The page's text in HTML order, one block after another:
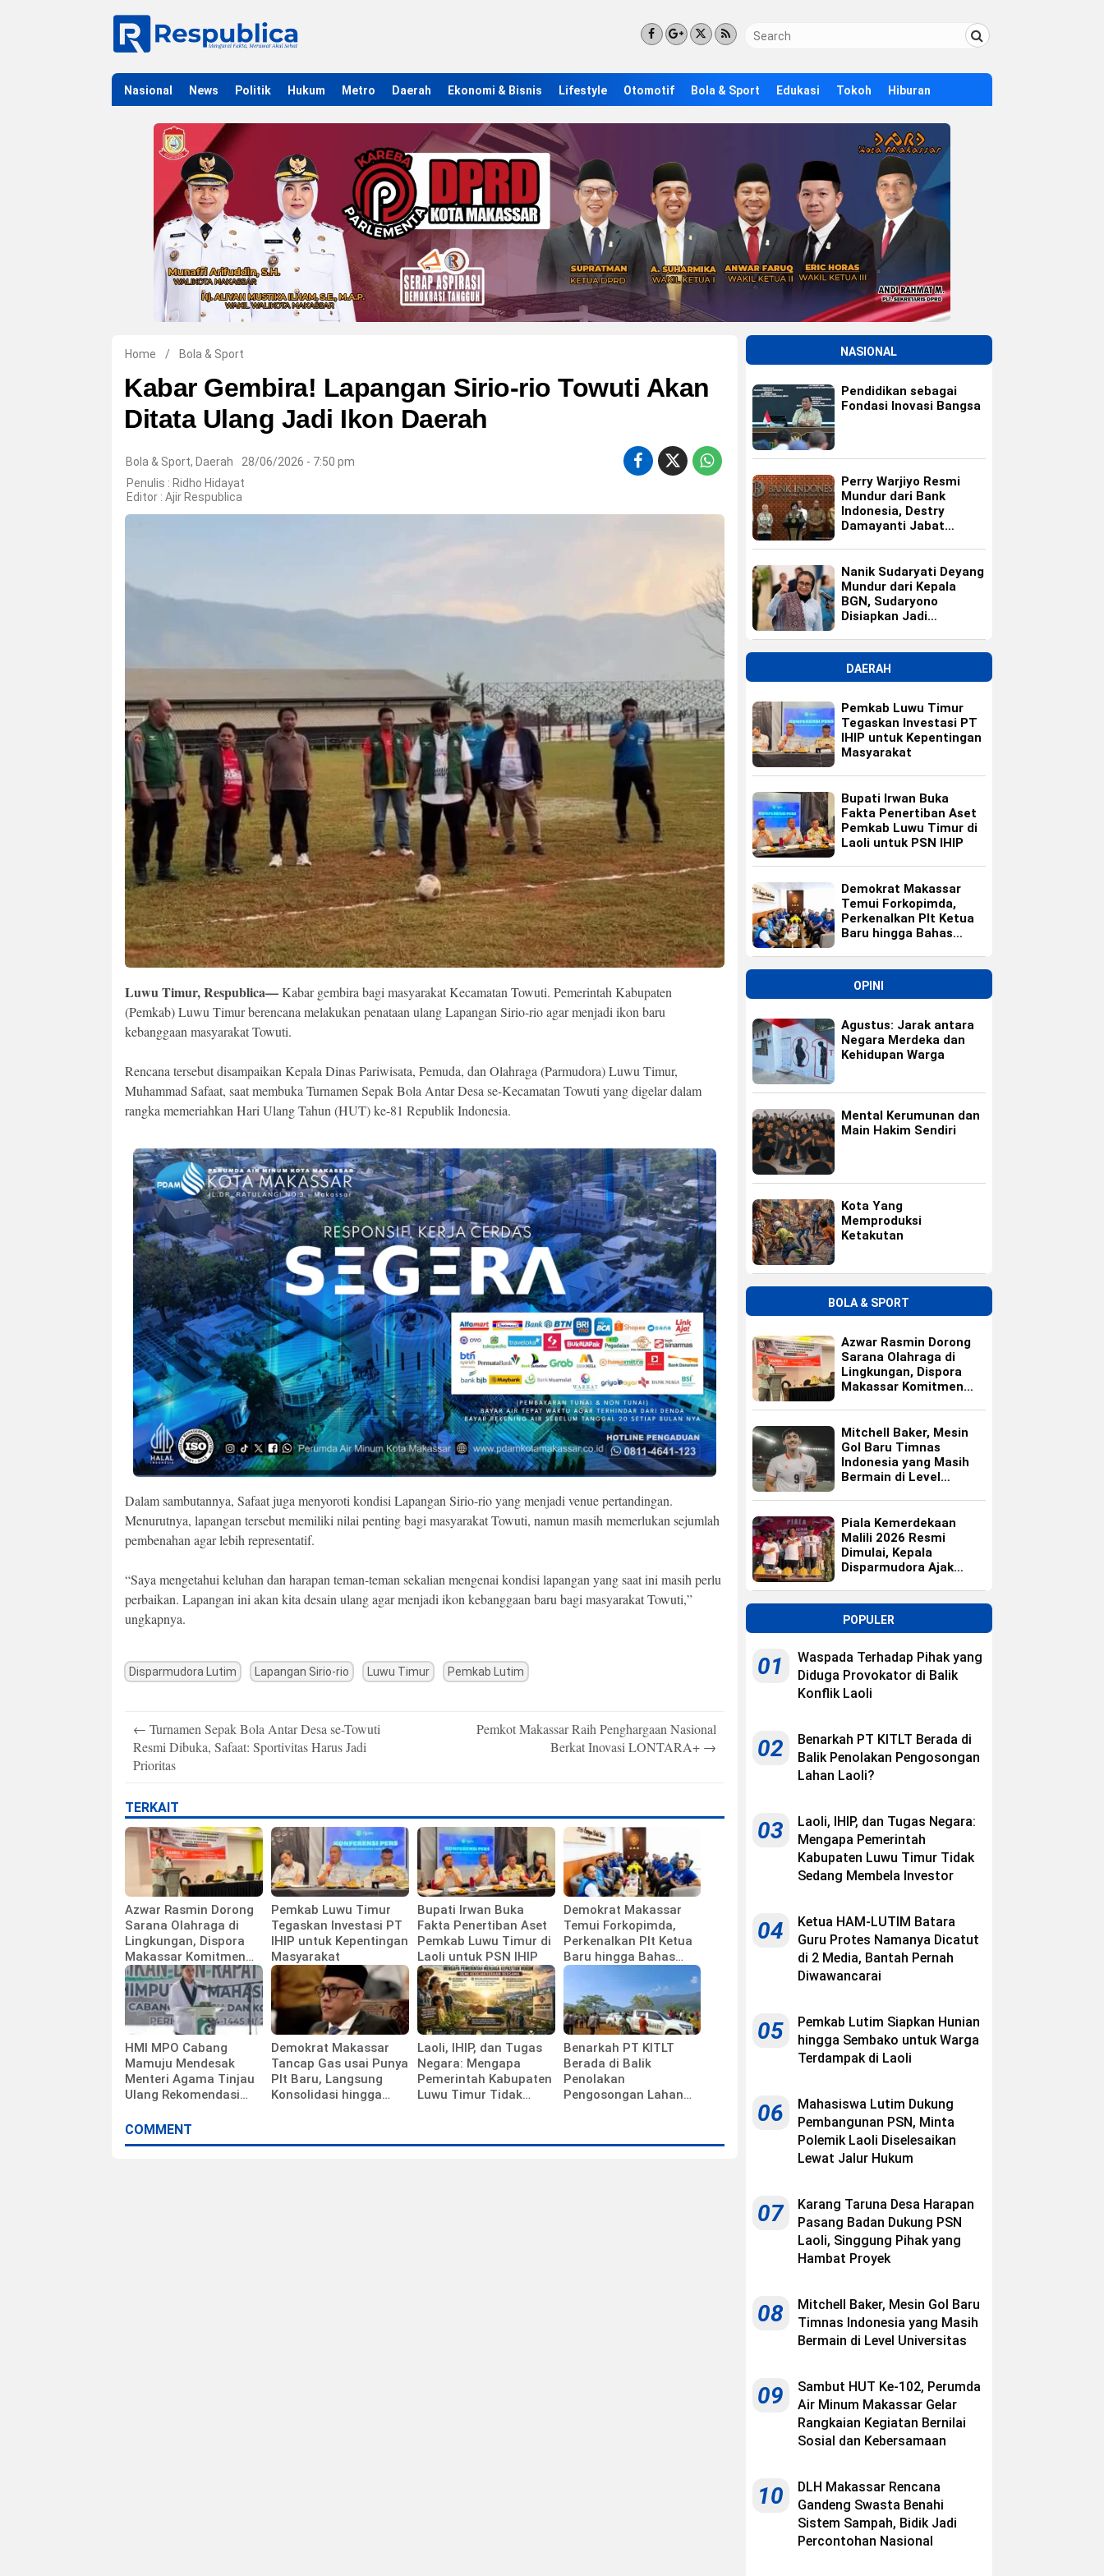
Nasional News Politik Hukum Metro Daerah Ekonomi & Bisnis Lifestyle Otomotif Bola & Sport Edukasi Tokoh Hiburan
Home / Bola & Sport
Kabar Gembira! Lapangan Sirio-rio Towuti Akan
Ditata Ulang Jadi Ikon Daerah
Bola & Sport, Daerah
28/06/2026 - 7:50 pm
Penulis : Ridho Hidayat
Editor : Ajir Respublica
Luwu Timur, Respublica—Kabar gembira bagi masyarakat Kecamatan Towuti. Pemerintah Kabupaten
(Pemkab) Luwu Timur berencana melakukan penataan ulang Lapangan Sirio-rio agar menjadi ikon baru
kebanggaan masyarakat Towuti.
Rencana tersebut disampaikan Kepala Dinas Pariwisata, Pemuda, dan Olahraga (Parmudora) Luwu Timur,
Muhammad Safaat, saat membuka Turnamen Sepak Bola Antar Desa se-Kecamatan Towuti yang digelar dalam
rangka memeriahkan Hari Ulang Tahun (HUT) ke-81 Republik Indonesia.
Dalam sambutannya, Safaat juga menyoroti kondisi Lapangan Sirio-rio yang menjadi venue pertandingan.
Menurutnya, lapangan tersebut memiliki nilai penting bagi masyarakat Towuti, namun masih memerlukan sejumlah
pembenahan agar lebih representatif.
“Saya mengetahui keluhan dan harapan teman-teman sekalian mengenai kondisi lapangan yang saat ini masih perlu
perbaikan. Lapangan ini akan kita desain ulang agar menjadi ikon kebanggaan baru bagi masyarakat Towuti,”
ungkapnya.
Disparmudora Lutim Lapangan Sirio-rio Luwu Timur Pemkab Lutim
navigation
← Turnamen Sepak Bola Antar Desa se-Towuti
Resmi Dibuka, Safaat: Sportivitas Harus Jadi
Prioritas
Pemkot Makassar Raih Penghargaan Nasional
Berkat Inovasi LONTARA+ →
TERKAIT
Azwar Rasmin Dorong
Sarana Olahraga di
Lingkungan, Dispora
Makassar Komitmen
Bangun Fasilitas
Pemkab Luwu Timur
Tegaskan Investasi PT
IHIP untuk Kepentingan
Masyarakat
Bupati Irwan Buka
Fakta Penertiban Aset
Pemkab Luwu Timur di
Laoli untuk PSN IHIP
Demokrat Makassar
Temui Forkopimda,
Perkenalkan Plt Ketua
Baru hingga Bahas
Agenda HUT Partai
HMI MPO Cabang
Mamuju Mendesak
Menteri Agama Tinjau
Ulang Rekomendasi
Polewali Mandar
Demokrat Makassar
Tancap Gas usai Punya
Plt Baru, Langsung
Konsolidasi hingga
Laoli, IHIP, dan Tugas
Negara: Mengapa
Pemerintah Kabupaten
Luwu Timur Tidak
Benarkah PT KITLT
Berada di Balik
Penolakan
Pengosongan Lahan
COMMENT
NASIONAL
Pendidikan sebagai
Fondasi Inovasi Bangsa
Perry Warjiyo Resmi
Mundur dari Bank
Indonesia, Destry
Damayanti Jabat
Nanik Sudaryati Deyang
Mundur dari Kepala
BGN, Sudaryono
Disiapkan Jadi
DAERAH
Pemkab Luwu Timur
Tegaskan Investasi PT
IHIP untuk Kepentingan
Masyarakat
Bupati Irwan Buka
Fakta Penertiban Aset
Pemkab Luwu Timur di
Laoli untuk PSN IHIP
Demokrat Makassar
Temui Forkopimda,
Perkenalkan Plt Ketua
Baru hingga Bahas
OPINI
Agustus: Jarak antara
Negara Merdeka dan
Kehidupan Warga
Mental Kerumunan dan
Main Hakim Sendiri
Kota Yang
Memproduksi
Ketakutan
BOLA & SPORT
Azwar Rasmin Dorong
Sarana Olahraga di
Lingkungan, Dispora
Makassar Komitmen
Mitchell Baker, Mesin
Gol Baru Timnas
Indonesia yang Masih
Bermain di Level
Piala Kemerdekaan
Malili 2026 Resmi
Dimulai, Kepala
Disparmudora Ajak
POPULER
01
Waspada Terhadap Pihak yang
Diduga Provokator di Balik
Konflik Laoli
02
Benarkah PT KITLT Berada di
Balik Penolakan Pengosongan
Lahan Laoli?
03
Laoli, IHIP, dan Tugas Negara:
Mengapa Pemerintah
Kabupaten Luwu Timur Tidak
Sedang Membela Investor
04
Ketua HAM-LUTIM Batara
Guru Protes Namanya Dicatut
di 2 Media, Bantah Pernah
Diwawancarai
05
Pemkab Lutim Siapkan Hunian
hingga Sembako untuk Warga
Terdampak di Laoli
06
Mahasiswa Lutim Dukung
Pembangunan PSN, Minta
Polemik Laoli Diselesaikan
Lewat Jalur Hukum
07
Karang Taruna Desa Harapan
Pasang Badan Dukung PSN
Laoli, Singgung Pihak yang
Hambat Proyek
08
Mitchell Baker, Mesin Gol Baru
Timnas Indonesia yang Masih
Bermain di Level Universitas
09
Sambut HUT Ke-102, Perumda
Air Minum Makassar Gelar
Rangkaian Kegiatan Bernilai
Sosial dan Kebersamaan
10
DLH Makassar Rencana
Gandeng Swasta Benahi
Sistem Sampah, Bidik Jadi
Percontohan Nasional